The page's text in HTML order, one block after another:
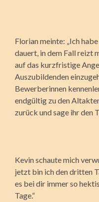
Florian meinte: „Ich
dauert, in dem Fall reizt
auf das kurzfristige
Auszubildenden
Bewerberinnen
endgültig zu den
zurück und sage ihr den
Kevin schaute mich
jetzt bin ich den dritten
es bei dir immer so
Tage.“